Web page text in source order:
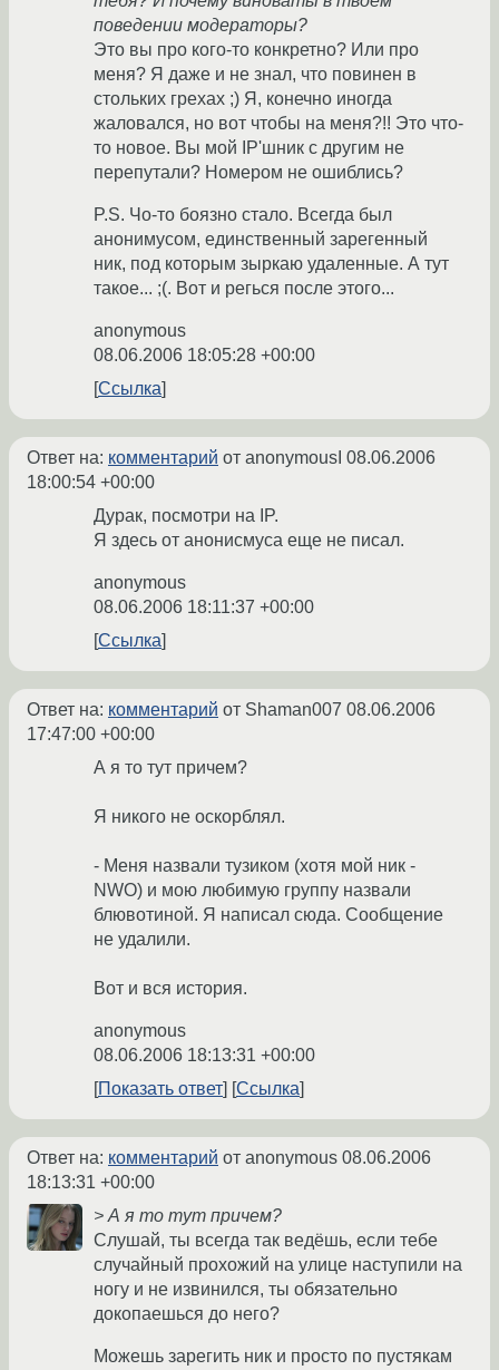
поведении модераторы?
Это вы про кого-то конкретно? Или про
меня? Я даже и не знал, что повинен в
стольких грехах ;) Я, конечно иногда
жаловался, но вот чтобы на меня?!! Это что-
то новое. Вы мой IP'шник с другим не
перепутали? Номером не ошиблись?
P.S. Чо-то боязно стало. Всегда был
анонимусом, единственный зарегенный
ник, под которым зыркаю удаленные. А тут
такое... ;(. Вот и регься после этого...
anonymous
08.06.2006 18:05:28 +00:00
Ссылка
Ответ на: комментарий от anonymousI 08.06.2006
18:00:54 +00:00
Дурак, посмотри на IP.
Я здесь от анонисмуса еще не писал.
anonymous
08.06.2006 18:11:37 +00:00
Ссылка
Ответ на: комментарий от Shaman007 08.06.2006
17:47:00 +00:00
А я то тут причем?
Я никого не оскорблял.
- Меня назвали тузиком (хотя мой ник -
NWO) и мою любимую группу назвали
блювотиной. Я написал сюда. Сообщение
не удалили.
Вот и вся история.
anonymous
08.06.2006 18:13:31 +00:00
Показать ответ
Ссылка
Ответ на: комментарий от anonymous 08.06.2006
18:13:31 +00:00
> А я то тут причем?
Слушай, ты всегда так ведёшь, если тебе
случайный прохожий на улице наступили на
ногу и не извинился, ты обязательно
докопаешься до него?
Можешь зарегить ник и просто по пустякам